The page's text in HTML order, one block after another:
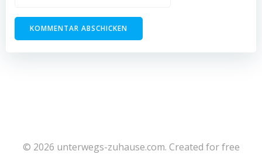
© 2026 unterwegs-zuhause.com. Created for free